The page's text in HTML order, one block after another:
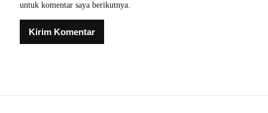
untuk komentar saya berikutnya.